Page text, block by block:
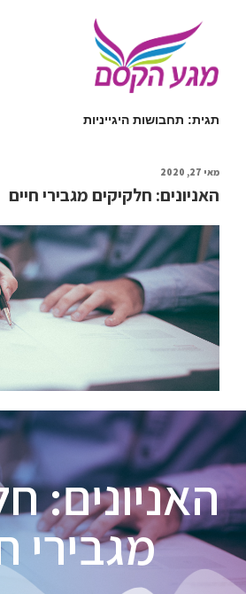
תגית: תחבושות היגייניות
מאי 27, 2020
האניונים: חלקיקים מגבירי חיים
האניונים:
מגבירי